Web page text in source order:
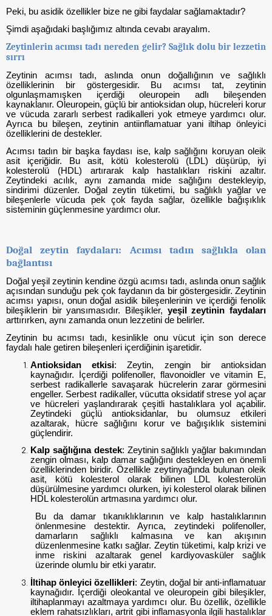
Peki, bu asidik özellikler bize ne gibi faydalar sağlamaktadır?
Şimdi aşağıdaki başlığımız altında cevabı arayalım.
Zeytinlerin acımsı tadı nereden gelir? Sağlık dolu bir lezzetin
sırrı
Zeytinin acımsı tadı, aslında onun doğallığının ve sağlıklı
özelliklerinin bir göstergesidir. Bu acımsı tat, zeytinin
olgunlaşmamışken içerdiği oleuropein adlı bileşenden
kaynaklanır. Oleuropein, güçlü bir antioksidan olup, hücreleri korur
ve vücuda zararlı serbest radikalleri yok etmeye yardımcı olur.
Ayrıca bu bileşen, zeytinin antiinflamatuar yani iltihap önleyici
özelliklerini de destekler.
Acımsı tadın bir başka faydası ise, kalp sağlığını koruyan oleik
asit içeriğidir. Bu asit, kötü kolesterolü (LDL) düşürüp, iyi
kolesterolü (HDL) artırarak kalp hastalıkları riskini azaltır.
Zeytindeki acılık, aynı zamanda mide sağlığını destekleyip,
sindirimi düzenler. Doğal zeytin tüketimi, bu sağlıklı yağlar ve
bileşenlerle vücuda pek çok fayda sağlar, özellikle bağışıklık
sisteminin güçlenmesine yardımcı olur.
Doğal zeytin faydaları: Acımsı tadın sağlıkla olan
bağlantısı
Doğal yeşil zeytinin kendine özgü acımsı tadı, aslında onun sağlık
açısından sunduğu pek çok faydanın da bir göstergesidir. Zeytinin
acımsı yapısı, onun doğal asidik bileşenlerinin ve içerdiği fenolik
bileşiklerin bir yansımasıdır. Bileşikler, yeşil zeytinin faydaları
arttırırken, aynı zamanda onun lezzetini de belirler.
Zeytinin bu acımsı tadı, kesinlikle onu vücut için son derece
faydalı hale getiren bileşenleri içerdiğinin işaretidir.
Antioksidan etkisi:
Zeytin, zengin bir antioksidan
kaynağıdır. İçerdiği polifenoller, flavonoidler ve vitamin E,
serbest radikallerle savaşarak hücrelerin zarar görmesini
engeller. Serbest radikaller, vücutta oksidatif strese yol açar
ve hücreleri yaşlandırarak çeşitli hastalıklara yol açabilir.
Zeytindeki güçlü antioksidanlar, bu olumsuz etkileri
azaltarak, hücre sağlığını korur ve bağışıklık sistemini
güçlendirir.
Kalp sağlığına destek: Zeytinin sağlıklı yağlar bakımından
zengin olması, kalp damar sağlığını destekleyen en önemli
özelliklerinden biridir. Özellikle zeytinyağında bulunan oleik
asit, kötü kolesterol olarak bilinen LDL kolesterolün
düşürülmesine yardımcı olurken, iyi kolesterol olarak bilinen
HDL kolesterolün artmasına yardımcı olur.
Bu da damar tıkanıklıklarının ve kalp hastalıklarının
önlenmesine destektir. Ayrıca, zeytindeki polifenoller,
damarların sağlıklı kalmasına ve kan akışının
düzenlenmesine katkı sağlar. Zeytin tüketimi, kalp krizi ve
inme riskini azaltarak genel kardiyovasküler sağlık
üzerinde olumlu bir etki yaratır.
İltihap önleyici özellikleri: Zeytin, doğal bir anti-inflamatuar
kaynağıdır. İçerdiği oleokantal ve oleuropein gibi bileşikler,
iltihaplanmayı azaltmaya yardımcı olur. Bu özellik, özellikle
eklem rahatsızlıkları, artrit gibi inflamasyonla ilgili hastalıklar